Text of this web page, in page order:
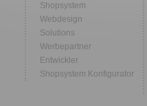
Shopsystem
Webdesign
Solutions
Werbepartner
Entwickler
Shopsystem Konfigurator